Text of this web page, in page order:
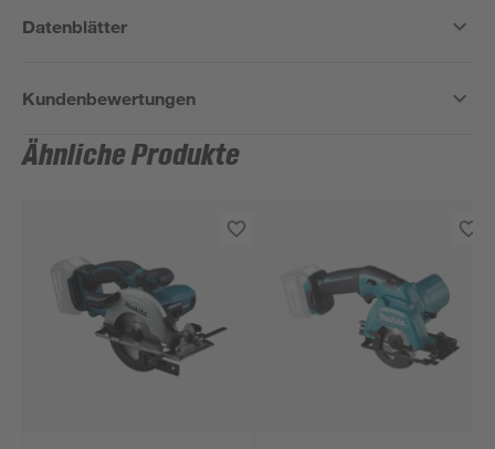
Datenblätter
Kundenbewertungen
Ähnliche Produkte